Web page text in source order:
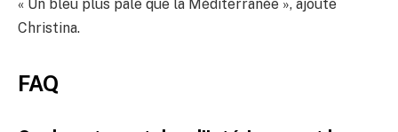
« Un bleu plus pâle que la Méditerranée », ajoute
Christina.
FAQ